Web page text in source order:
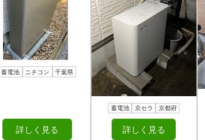
蓄電池 ニチコン 千葉県
詳しく見る
蓄電池 京セラ 京都府
詳しく見る